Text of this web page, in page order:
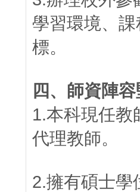
學習環境、
標。
四、 師資陣
1.本科現任教
代理教師。
2.擁有碩士學